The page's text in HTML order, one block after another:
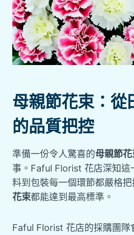
母親節花束：從
的品質把控
準備一份令人驚喜的母親節花
事。Faful Florist 花店深知這
料到包裝每一個環節都嚴格
花束都能達到最高標準。
Faful Florist 花店的採購團隊